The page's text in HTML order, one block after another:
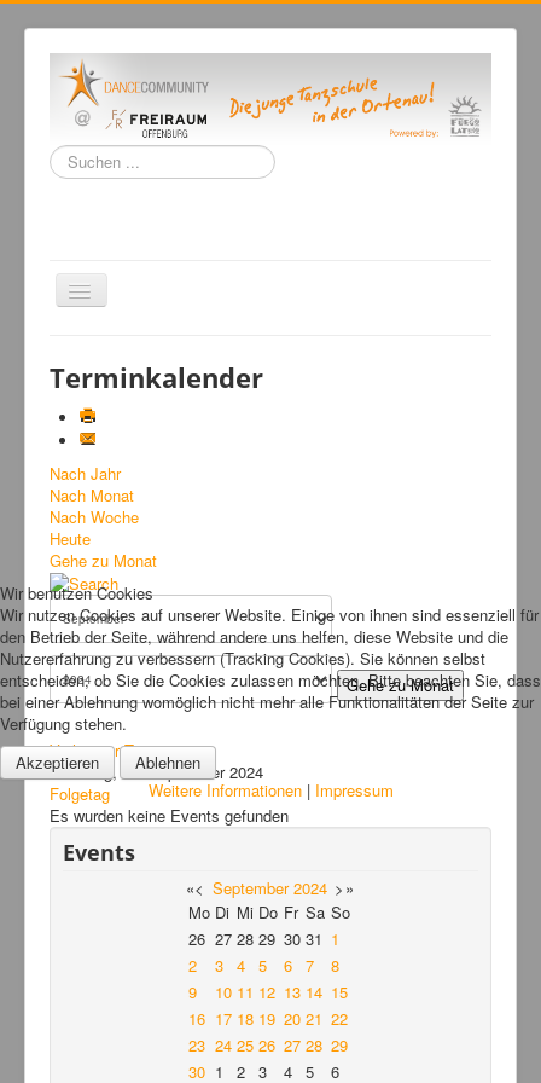
Suchen
...
Navigation
an/aus
Tanzschule
Kursangebot
Events
Fuegolatino
Bilder
News
Links
FAQ
Hansefit
Kontakt
Terminkalender
Nach Jahr
Nach Monat
Nach Woche
Heute
Gehe zu Monat
Gehe zu Monat
Vorheriger Tag
Samstag, 07. September 2024
Folgetag
Es wurden keine Events gefunden
Events
«< September 2024 > »
Mo Di Mi Do Fr Sa So
26 27 28 29 30 31 1
2
3 4 5 6 7
8
9
10 11 12 13 14 15
16 17 18 19 20 21 22
23 24 25 26 27 28 29
30 1 2 3 4 5 6
Wir benutzen Cookies
Wir nutzen Cookies auf unserer Website. Einige von ihnen sind essenziell für
den Betrieb der Seite, während andere uns helfen, diese Website und die
Nutzererfahrung zu verbessern (Tracking Cookies). Sie können selbst
entscheiden, ob Sie die Cookies zulassen möchten. Bitte beachten Sie, dass
bei einer Ablehnung womöglich nicht mehr alle Funktionalitäten der Seite zur
Verfügung stehen.
Akzeptieren
Ablehnen
Weitere Informationen| Impressum